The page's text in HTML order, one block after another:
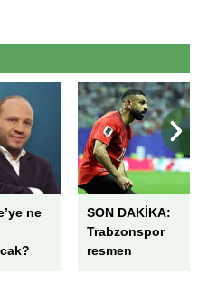
çerezlerle ilgili bilgi
ne
SON DAKİKA:
Trabzonspor
resmen